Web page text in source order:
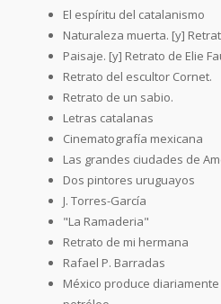
El espíritu del catalanismo
Naturaleza muerta. [y]
Paisaje. [y] Retrato de Elie
Retrato del escultor Cornet.
Retrato de un sabio.
Letras catalanas
Cinematografía mexicana
Las grandes ciudades de
Dos pintores uruguayos
J. Torres-García
"La Ramaderia"
Retrato de mi hermana
Rafael P. Barradas
México produce diariamente